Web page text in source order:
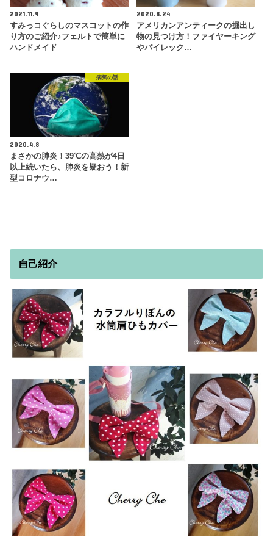
2021.11.9
すみっコぐらしのマスコットの作
り方のご紹介♪フェルトで簡単に
ハンドメイド
2020.8.24
アメリカンアンティークの掘出し
物の見つけ方！ファイヤーキング
やパイレック…
病気の話
2020.4.8
まさかの肺炎！39℃の高熱が4日
以上続いたら、肺炎を疑おう！新
型コロナウ…
自己紹介